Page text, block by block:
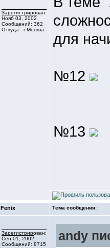
Зарегистрирован:
Нояб 03, 2002
Сообщений: 362
Откуда : г.Москва
для
№12
№13
Fenix Тема сообщения:
Зарегистрирован:
Сен 01, 2002
Сообщений: 8715
andy